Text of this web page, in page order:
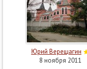
Юрий Верещагин
8 ноября 2011